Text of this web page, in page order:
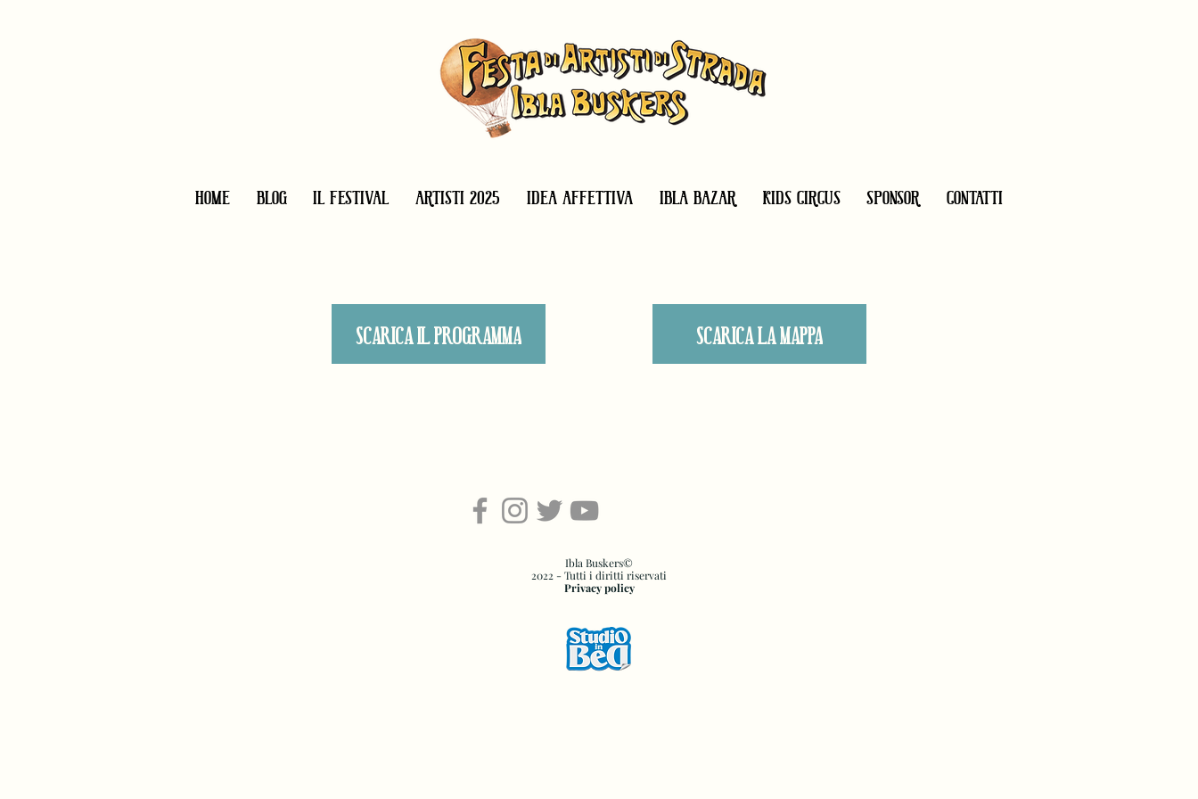
HOME BLOG IL FESTIVAL ARTISTI 2025 IDEA AFFETTIVA IBLA BAZAR KIDS CIRCUS SPONSOR CONTATTI
SCARICA IL PROGRAMMA SCARICA LA MAPPA
Ibla Buskers©
2022 - Tutti i diritti riservati
Privacy policy